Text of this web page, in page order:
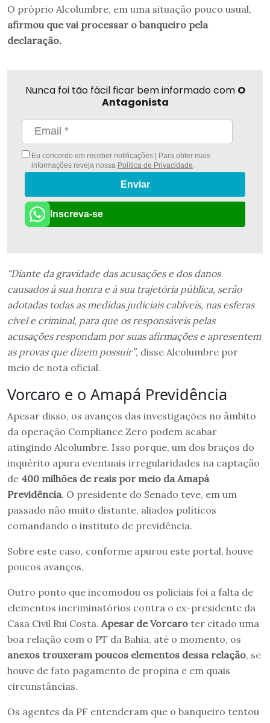
O próprio Alcolumbre, em uma situação pouco usual,
afirmou que vai processar o banqueiro pela
declaração.
Nunca foi tão fácil ficar bem informado com O
Antagonista
Eu concordo em receber notificações | Para obter mais
informações reveja nossa Política de Privacidade
Enviar
Inscreva-se
“Diante da gravidade das acusações e dos danos
causados à sua honra e à sua trajetória pública, serão
adotadas todas as medidas judiciais cabíveis, nas esferas
cível e criminal, para que os responsáveis pelas
acusações respondam por suas afirmações e apresentem
as provas que dizem possuir”, disse Alcolumbre por
meio de nota oficial.
Vorcaro e o Amapá Previdência
Apesar disso, os avanços das investigações no âmbito
da operação Compliance Zero podem acabar
atingindo Alcolumbre. Isso porque, um dos braços do
inquérito apura eventuais irregularidades na captação
de 400 milhões de reais por meio da Amapá
Previdência. O presidente do Senado teve, em um
passado não muito distante, aliados políticos
comandando o instituto de previdência.
Sobre este caso, conforme apurou este portal, houve
poucos avanços.
Outro ponto que incomodou os policiais foi a falta de
elementos incriminatórios contra o ex-presidente da
Casa Civil Rui Costa. Apesar de Vorcaro ter citado uma
boa relação com o PT da Bahia, até o momento, os
anexos trouxeram poucos elementos dessa relação, se
houve de fato pagamento de propina e em quais
circunstâncias.
Os agentes da PF entenderam que o banqueiro tentou